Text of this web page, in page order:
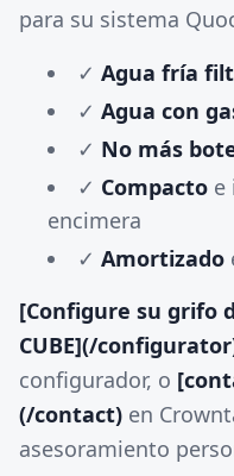
para su sistema
✓ Agua fría
✓ Agua con
✓ No más
✓ Compacto e
encimera
✓ Amortizado
[Configure su grifo
CUBE](/
configurador, o
(/contact) en
asesoramiento